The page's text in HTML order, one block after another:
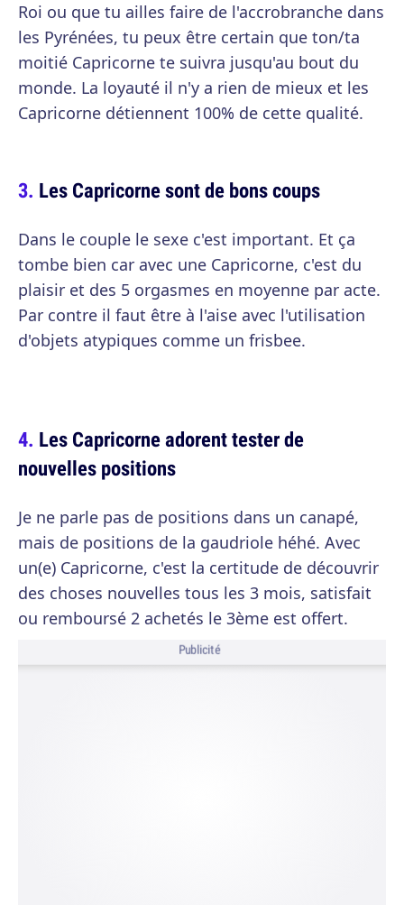
Roi ou que tu ailles faire de l'accrobranche dans
les Pyrénées, tu peux être certain que ton/ta
moitié Capricorne te suivra jusqu'au bout du
monde. La loyauté il n'y a rien de mieux et les
Capricorne détiennent 100% de cette qualité.
Les Capricorne sont de bons coups
Dans le couple le sexe c'est important. Et ça
tombe bien car avec une Capricorne, c'est du
plaisir et des 5 orgasmes en moyenne par acte.
Par contre il faut être à l'aise avec l'utilisation
d'objets atypiques comme un frisbee.
Les Capricorne adorent tester de
nouvelles positions
Je ne parle pas de positions dans un canapé,
mais de positions de la gaudriole héhé. Avec
un(e) Capricorne, c'est la certitude de découvrir
des choses nouvelles tous les 3 mois, satisfait
ou remboursé 2 achetés le 3ème est offert.
Publicité